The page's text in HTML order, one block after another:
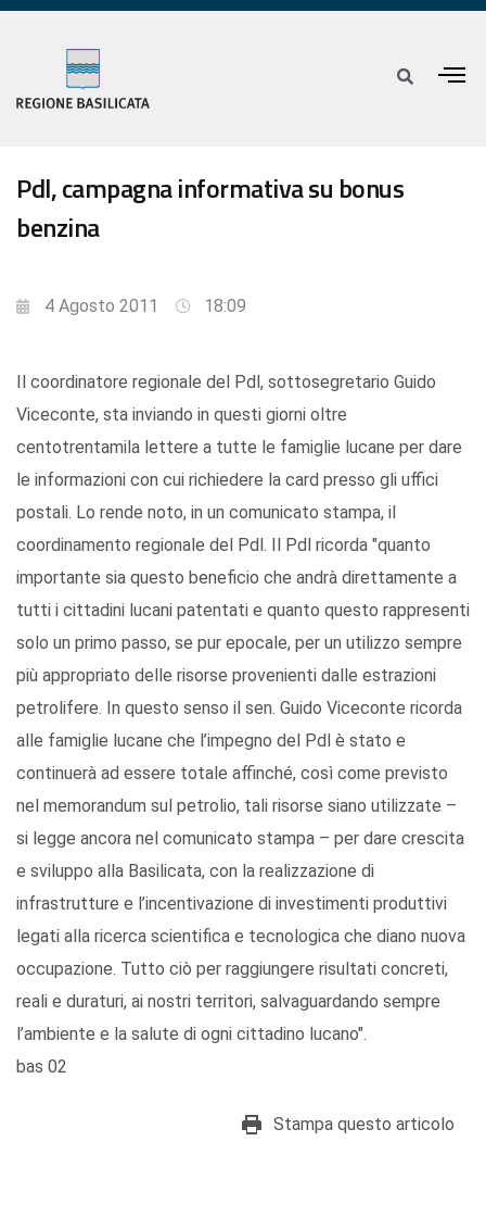
Pdl, campagna informativa su bonus
benzina
4 Agosto 2011 18:09
Il coordinatore regionale del Pdl, sottosegretario Guido
Viceconte, sta inviando in questi giorni oltre
centotrentamila lettere a tutte le famiglie lucane per dare
le informazioni con cui richiedere la card presso gli uffici
postali. Lo rende noto, in un comunicato stampa, il
coordinamento regionale del Pdl. Il Pdl ricorda "quanto
importante sia questo beneficio che andrà direttamente a
tutti i cittadini lucani patentati e quanto questo rappresenti
solo un primo passo, se pur epocale, per un utilizzo sempre
più appropriato delle risorse provenienti dalle estrazioni
petrolifere. In questo senso il sen. Guido Viceconte ricorda
alle famiglie lucane che l’impegno del Pdl è stato e
continuerà ad essere totale affinché, così come previsto
nel memorandum sul petrolio, tali risorse siano utilizzate –
si legge ancora nel comunicato stampa – per dare crescita
e sviluppo alla Basilicata, con la realizzazione di
infrastrutture e l’incentivazione di investimenti produttivi
legati alla ricerca scientifica e tecnologica che diano nuova
occupazione. Tutto ciò per raggiungere risultati concreti,
reali e duraturi, ai nostri territori, salvaguardando sempre
l’ambiente e la salute di ogni cittadino lucano".
bas 02
Stampa questo articolo